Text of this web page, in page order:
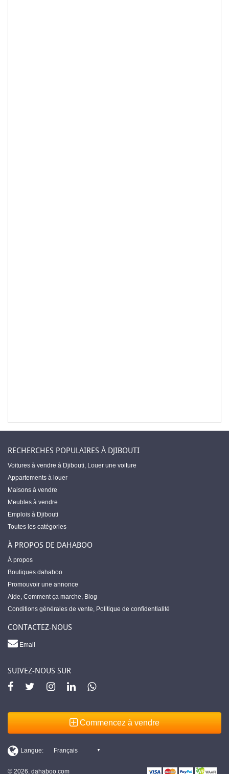
RECHERCHES POPULAIRES À DJIBOUTI
Voitures à vendre à Djibouti, Louer une voiture
Appartements à louer
Maisons à vendre
Meubles à vendre
Emplois à Djibouti
Toutes les catégories
À PROPOS DE DAHABOO
À propos
Boutiques dahaboo
Promouvoir une annonce
Aide, Comment ça marche, Blog
Conditions générales de vente, Politique de confidentialité
CONTACTEZ-NOUS
Email
SUIVEZ-NOUS SUR
Commencez à vendre
© 2026, dahaboo.com